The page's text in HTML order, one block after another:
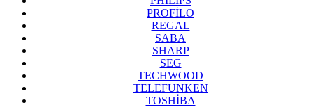
PROFİLO
REGAL
SABA
SHARP
SEG
TECHWOOD
TELEFUNKEN
TOSHİBA